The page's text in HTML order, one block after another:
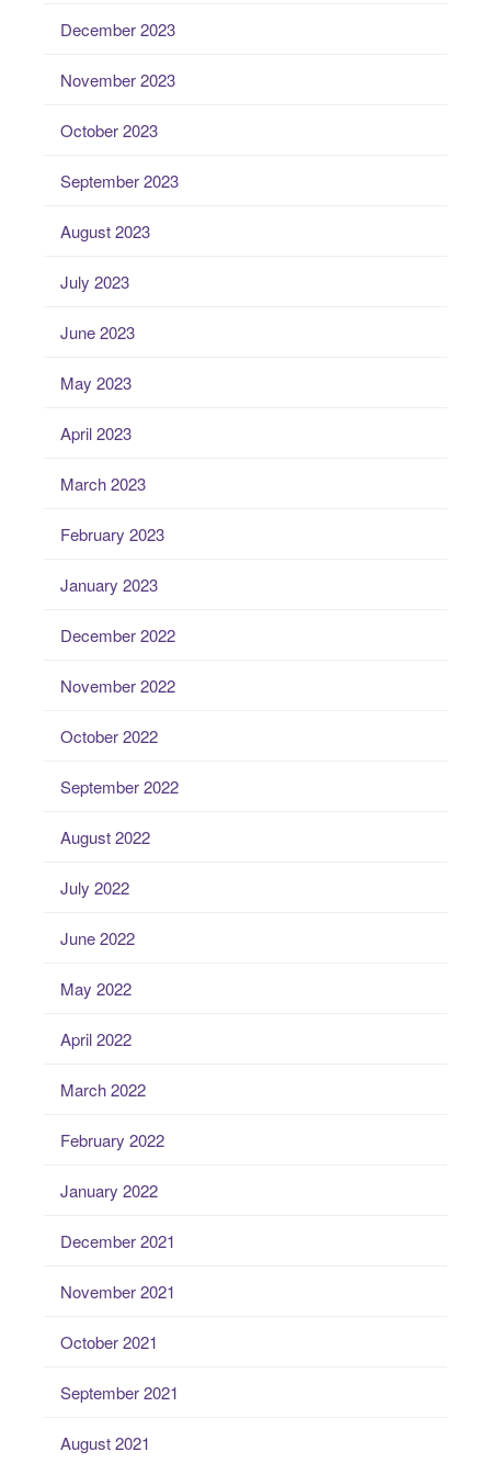
December 2023
November 2023
October 2023
September 2023
August 2023
July 2023
June 2023
May 2023
April 2023
March 2023
February 2023
January 2023
December 2022
November 2022
October 2022
September 2022
August 2022
July 2022
June 2022
May 2022
April 2022
March 2022
February 2022
January 2022
December 2021
November 2021
October 2021
September 2021
August 2021